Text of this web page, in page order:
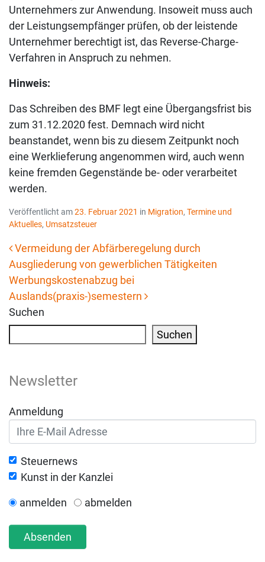
Unternehmers zur Anwendung. Insoweit muss auch
der Leistungsempfänger prüfen, ob der leistende
Unternehmer berechtigt ist, das Reverse-Charge-
Verfahren in Anspruch zu nehmen.
Hinweis:
Das Schreiben des BMF legt eine Übergangsfrist bis
zum 31.12.2020 fest. Demnach wird nicht
beanstandet, wenn bis zu diesem Zeitpunkt noch
eine Werklieferung angenommen wird, auch wenn
keine fremden Gegenstände be- oder verarbeitet
werden.
Veröffentlicht am23. Februar 2021 in Migration, Termine und
Aktuelles, Umsatzsteuer
Beitrags-Navigation
Vermeidung der Abfärberegelung durch
Ausgliederung von gewerblichen Tätigkeiten
Werbungskostenabzug bei
Auslands(praxis-)semestern
Suchen
Suchen
Newsletter
Anmeldung
Steuernews
Kunst in der Kanzlei
anmelden abmelden
Absenden